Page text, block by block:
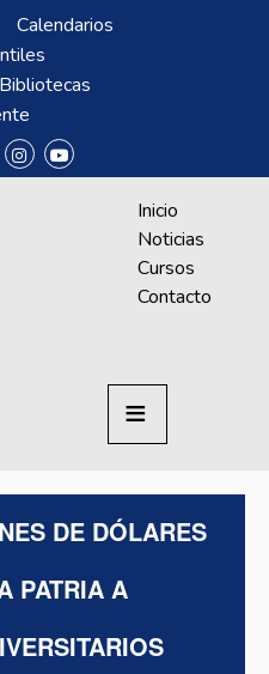
Calendarios
Bibliotecas
Menú CrAprende
Inicio
Noticias
Cursos
Contacto
DE DÓLARES
PATRIA A